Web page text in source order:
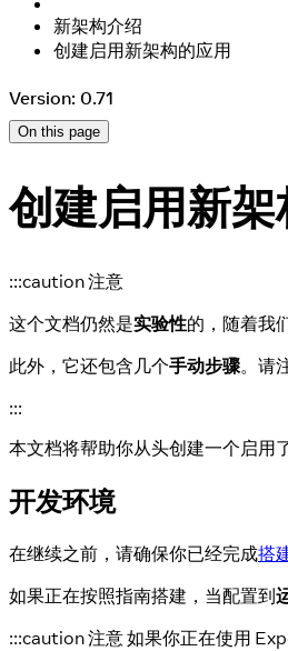
新架构介绍
创建启用新架构的应用
Version: 0.71
On this page
创建启用新
:::caution 注意
这个文档仍然是实验性的，随着我
此外，它还包含几个手动步骤。请
:::
本文档将帮助你从头创建一个启用
开发环境
在继续之前，请确保你已经完成搭
如果正在按照指南搭建，当配置到
:::caution 注意 如果你正在使用